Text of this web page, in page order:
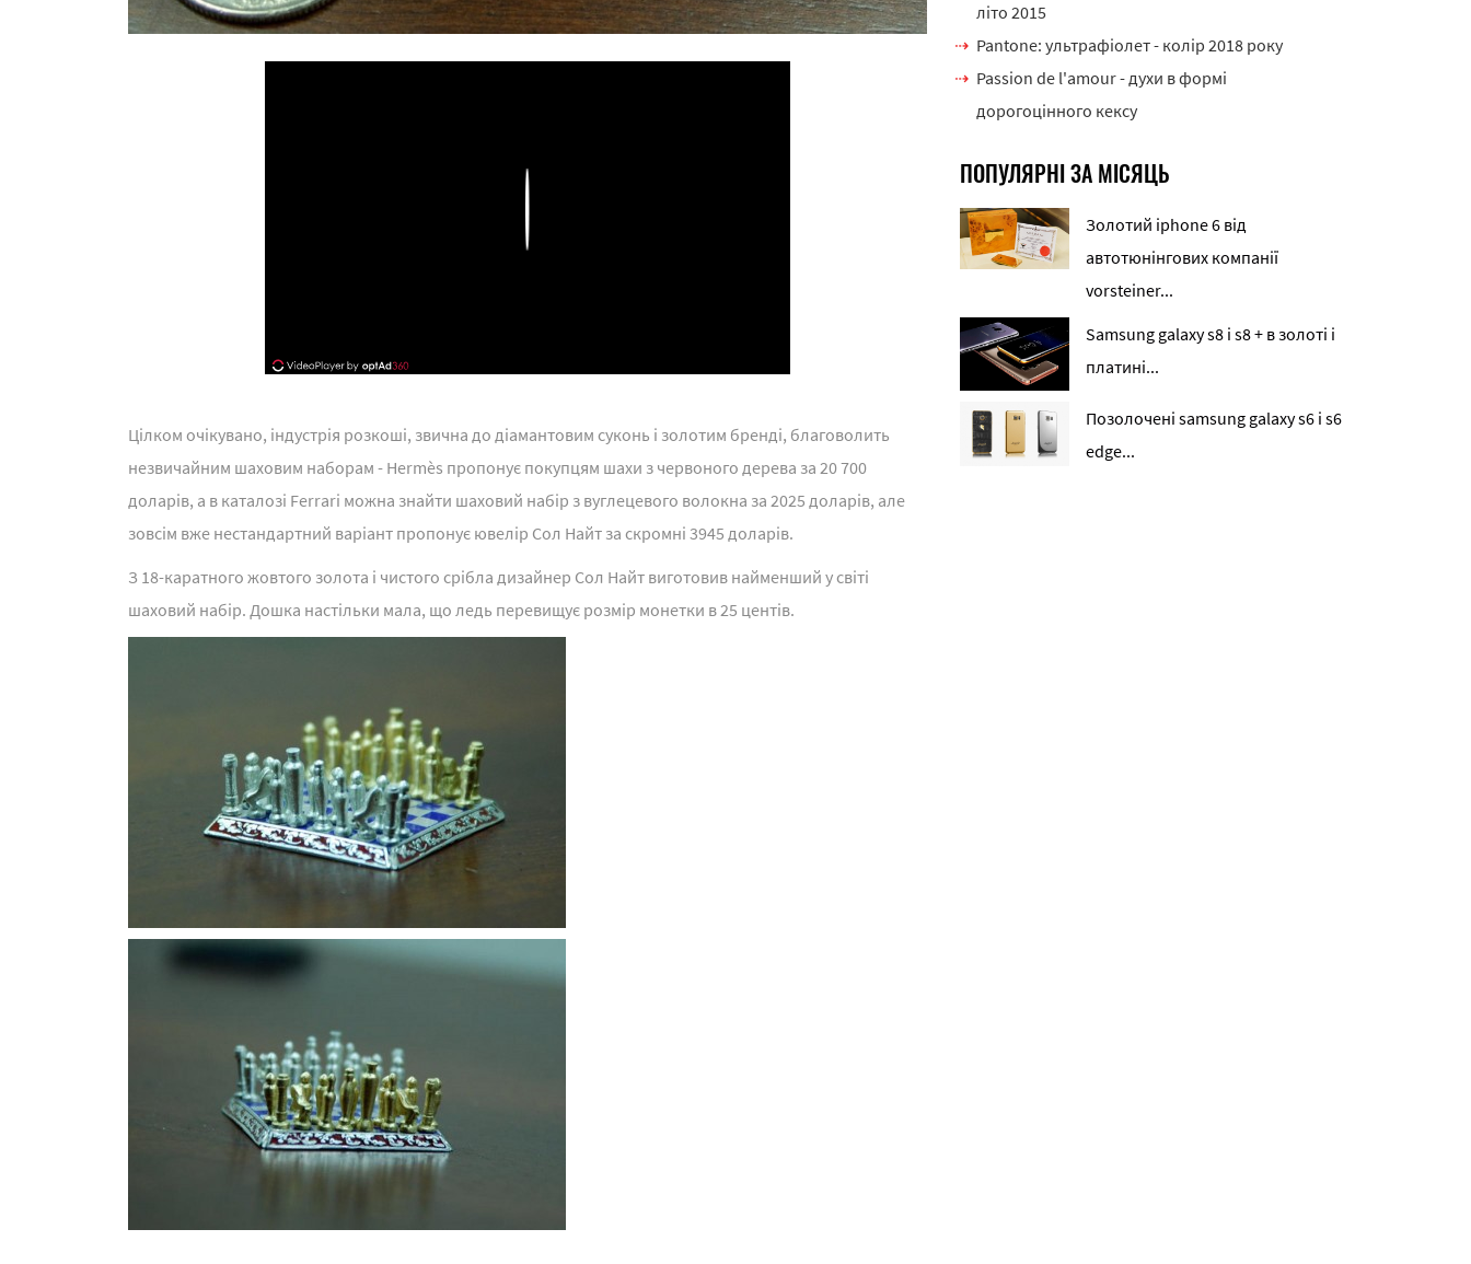
Цілком очікувано, індустрія розкоші, звична до діамантовим суконь і золотим бренді, благоволить
незвичайним шаховим наборам - Hermès пропонує покупцям шахи з червоного дерева за 20 700
доларів, а в каталозі Ferrari можна знайти шаховий набір з вуглецевого волокна за 2025 доларів, але
зовсім вже нестандартний варіант пропонує ювелір Сол Найт за скромні 3945 доларів.
З 18-каратного жовтого золота і чистого срібла дизайнер Сол Найт виготовив найменший у світі
шаховий набір. Дошка настільки мала, що ледь перевищує розмір монетки в 25 центів.
літо 2015
Pantone: ультрафіолет - колір 2018 року
Passion de l'amour - духи в формі
дорогоцінного кексу
ПОПУЛЯРНІ ЗА МІСЯЦЬ
Золотий iphone 6 від
автотюнінгових компанії
vorsteiner...
Samsung galaxy s8 і s8 + в золоті і
платині...
Позолочені samsung galaxy s6 і s6
edge...